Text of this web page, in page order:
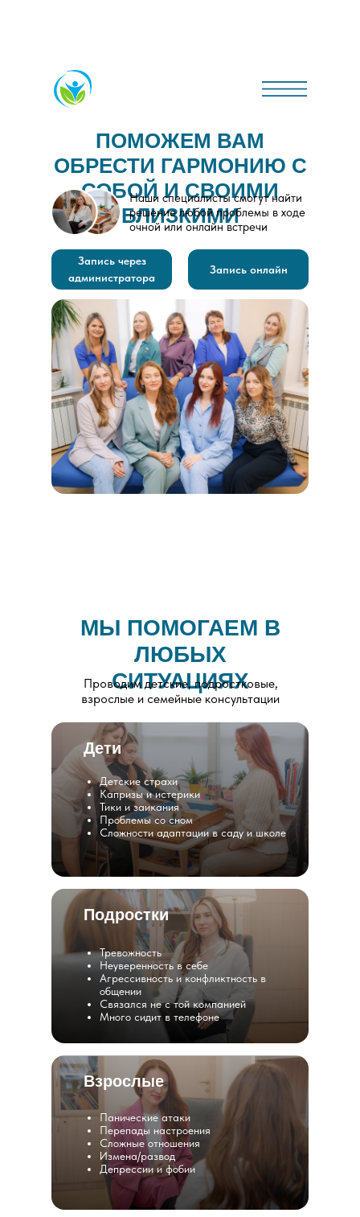
ПОМОЖЕМ ВАМ
ОБРЕСТИ ГАРМОНИЮ С
СОБОЙ И СВОИМИ
БЛИЗКИМИ
Наши специалисты смогут найти
решение любой проблемы в ходе
очной или онлайн встречи
Запись через
администратора
Запись онлайн
МЫ ПОМОГАЕМ В
ЛЮБЫХ
СИТУАЦИЯХ
Проводим детские, подростковые,
взрослые и семейные консультации
Дети
Детские страхи
Капризы и истерики
Тики и заикания
Проблемы со сном
Сложности адаптации в саду и школе
Подростки
Тревожность
Неуверенность в себе
Агрессивность и конфликтность в
общении
Связался не с той компанией
Много сидит в телефоне
Взрослые
Панические атаки
Перепады настроения
Сложные отношения
Измена/развод
Депрессии и фобии